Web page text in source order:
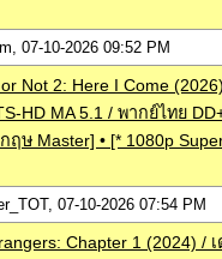
07-10-2026 09:52 PM
Not 2: Here I Come
HD MA 5.1 / พากย์ไทย
ฤษ Master] • [* 1080p
07-10-2026 07:54 PM
Chapter 1 (2024) /